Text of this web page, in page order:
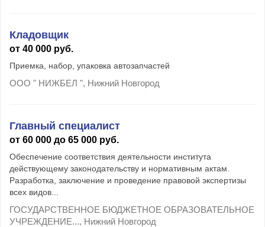
Кладовщик
от 40 000 руб.
Приемка, набор, упаковка автозапчастей
ООО " НИЖБЕЛ ", Нижний Новгород
Главный специалист
от 60 000 до 65 000 руб.
Обеспечение соответствия деятельности института
действующему законодательству и нормативным актам.
Разработка, заключение и проведение правовой экспертизы
всех видов...
ГОСУДАРСТВЕННОЕ БЮДЖЕТНОЕ ОБРАЗОВАТЕЛЬНОЕ
УЧРЕЖДЕНИЕ..., Нижний Новгород